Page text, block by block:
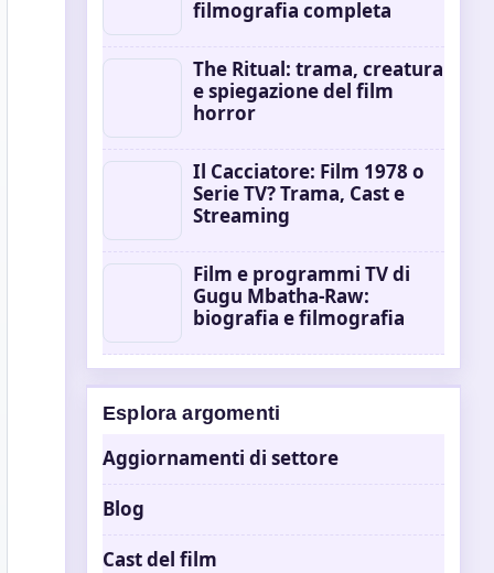
filmografia completa
The Ritual: trama, creatura
e spiegazione del film
horror
Il Cacciatore: Film 1978 o
Serie TV? Trama, Cast e
Streaming
Film e programmi TV di
Gugu Mbatha-Raw:
biografia e filmografia
Esplora argomenti
Aggiornamenti di settore
Blog
Cast del film